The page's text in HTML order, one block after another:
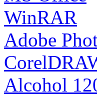
WinRAR
Adobe
Alcohol